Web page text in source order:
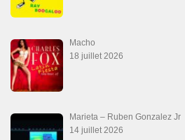
Macho
18 juillet 2026
Marieta – Ruben Gonzalez Jr
14 juillet 2026